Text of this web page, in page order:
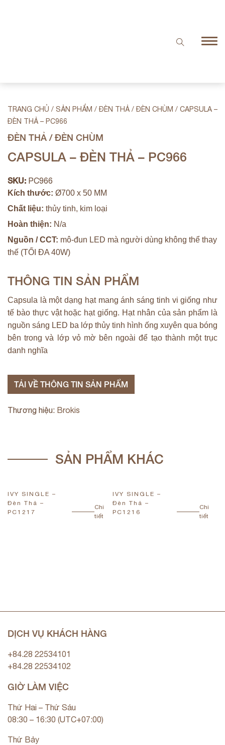
TRANG CHỦ / SẢN PHẨM / ĐÈN THẢ / ĐÈN CHÙM / CAPSULA –
ĐÈN THẢ – PC966
ĐÈN THẢ / ĐÈN CHÙM
CAPSULA – ĐÈN THẢ – PC966
SKU: PC966
Kích thước: Ø700 x 50 MM
Chất liệu: thủy tinh, kim loại
Hoàn thiện: N/a
Nguồn / CCT: mô-đun LED mà người dùng không thể thay
thế (TỐI ĐA 40W)
THÔNG TIN SẢN PHẨM
Capsula là một dạng hạt mang ánh sáng tinh vi giống như
tế bào thực vật hoặc hạt giống. Hạt nhân của sản phẩm là
nguồn sáng LED ba lớp thủy tinh hình ống xuyên qua bóng
bên trong và lớp vỏ mờ bên ngoài để tạo thành một trục
danh nghĩa
TẢI VỀ THÔNG TIN SẢN PHẨM
Thương hiệu: Brokis
SẢN PHẨM KHÁC
IVY SINGLE –
Đèn Thả –
PC1217
Chi
tiết
IVY SINGLE –
Đèn Thả –
PC1216
Chi
tiết
DỊCH VỤ KHÁCH HÀNG
+84.28 22534101
+84.28 22534102
GIỜ LÀM VIỆC
Thứ Hai – Thứ Sáu
08:30 – 16:30 (UTC+07:00)
Thứ Bảy